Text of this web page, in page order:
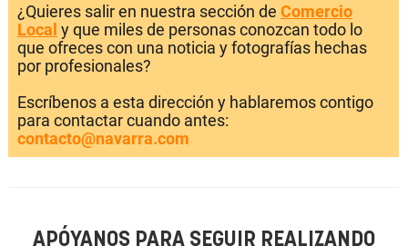
¿Quieres salir en nuestra sección de Comercio
Local y que miles de personas conozcan todo lo
que ofreces con una noticia y fotografías hechas
por profesionales?
Escríbenos a esta dirección y hablaremos contigo
para contactar cuando antes:
contacto@navarra.com
APÓYANOS PARA SEGUIR REALIZANDO